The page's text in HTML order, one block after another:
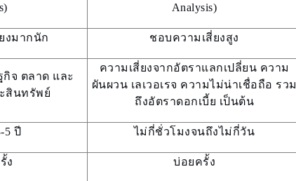
Analysis)
งมากนัก ชอบความเสี่ยงสูง
กิจ ตลาด และ
สินทรัพย์
ความเสี่ยงจากอัตราแลกเปลี่ยน ความ
ผันผวน เลเวอเรจ ความไม่น่าเชื่อถือ รวม
ถึงอัตราดอกเบี้ย เป็นต้น
5 ปี ไม่กี่ชั่วโมงจนถึงไม่กี่วัน
ง บ่อยครั้ง